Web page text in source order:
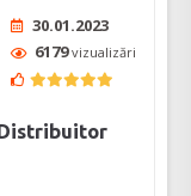
30.01.2023
6179vizualizări
Distribuitor